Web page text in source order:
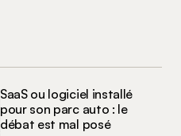
SaaS ou logiciel installé
pour son parc auto : le
débat est mal posé